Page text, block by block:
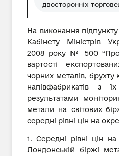
двосторонніх
На виконання
Кабінету Міністрів
2008 року № 500 “Про
вартості
чорних металів, брухту
напівфабрикатів з
результатами
метали на світових
середні рівні цін на
1. Середні рівні цін
Лондонській біржі